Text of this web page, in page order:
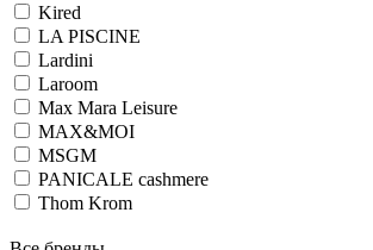
Kired
LA PISCINE
Lardini
Laroom
Max Mara Leisure
MAX&MOI
MSGM
PANICALE cashmere
Thom Krom